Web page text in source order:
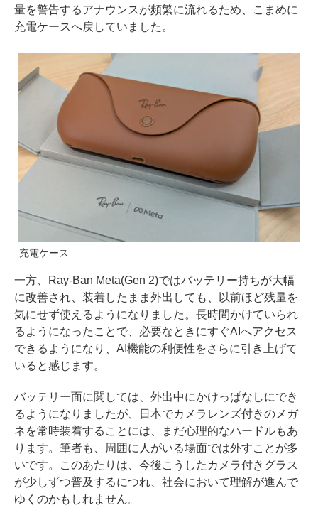
量を警告するアナウンスが頻繁に流れるため、こまめに
充電ケースへ戻していました。
充電ケース
一方、Ray-Ban Meta(Gen 2)ではバッテリー持ちが大幅
に改善され、装着したまま外出しても、以前ほど残量を
気にせず使えるようになりました。長時間かけていられ
るようになったことで、必要なときにすぐAIへアクセス
できるようになり、AI機能の利便性をさらに引き上げて
いると感じます。
バッテリー面に関しては、外出中にかけっぱなしにでき
るようになりましたが、日本でカメラレンズ付きのメガ
ネを常時装着することには、まだ心理的なハードルもあ
ります。筆者も、周囲に人がいる場面では外すことが多
いです。このあたりは、今後こうしたカメラ付きグラス
が少しずつ普及するにつれ、社会において理解が進んで
ゆくのかもしれません。